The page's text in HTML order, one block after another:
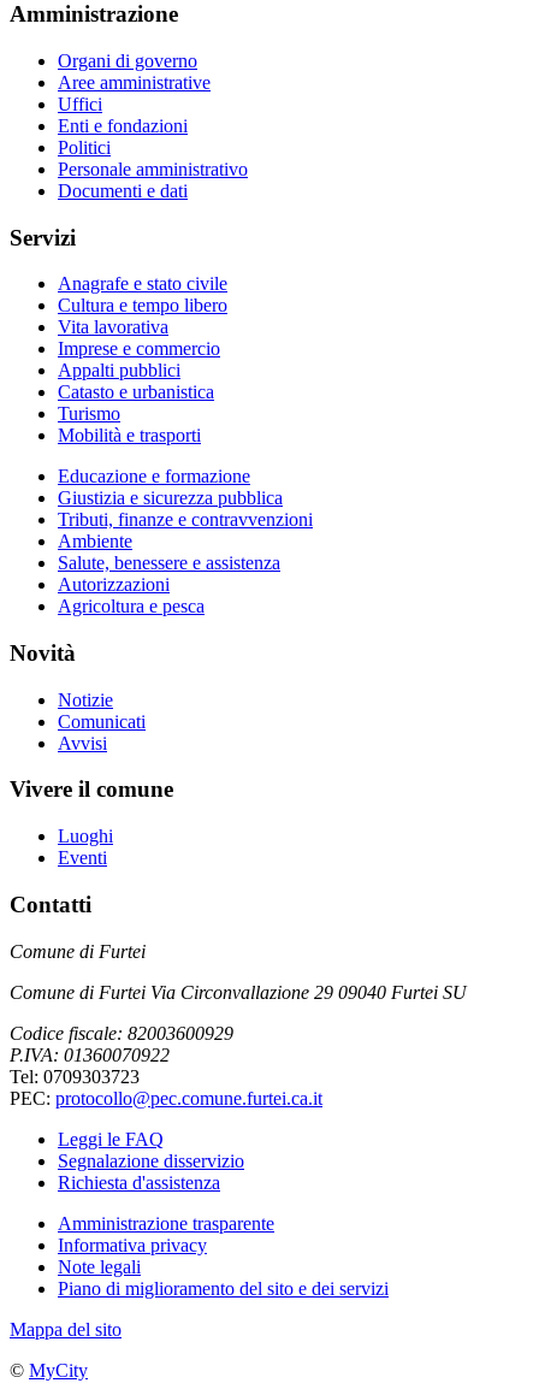
Amministrazione
Organi di governo
Aree amministrative
Uffici
Enti e fondazioni
Politici
Personale amministrativo
Documenti e dati
Servizi
Anagrafe e stato civile
Cultura e tempo libero
Vita lavorativa
Imprese e commercio
Appalti pubblici
Catasto e urbanistica
Turismo
Mobilità e trasporti
Educazione e formazione
Giustizia e sicurezza pubblica
Tributi, finanze e contravvenzioni
Ambiente
Salute, benessere e assistenza
Autorizzazioni
Agricoltura e pesca
Novità
Notizie
Comunicati
Avvisi
Vivere il comune
Luoghi
Eventi
Contatti
Comune di Furtei
Comune di Furtei Via Circonvallazione 29 09040 Furtei SU
Codice fiscale: 82003600929
P.IVA: 01360070922
Tel: 0709303723
PEC: protocollo@pec.comune.furtei.ca.it
Leggi le FAQ
Segnalazione disservizio
Richiesta d'assistenza
Amministrazione trasparente
Informativa privacy
Note legali
Piano di miglioramento del sito e dei servizi
Mappa del sito
© MyCity